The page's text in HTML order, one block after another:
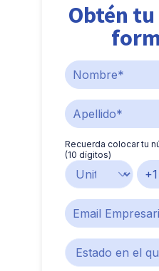
Obtén
Recuerda colocar tu
(10 dígitos)